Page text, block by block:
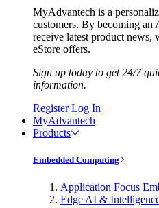
MyAdvantech is a
customers. By becoming an
receive latest product news,
eStore offers.
Sign up today to get 24/7
information.
Register Log In
MyAdvantech
Products
Embedded Computing
Application Focus
Edge AI &